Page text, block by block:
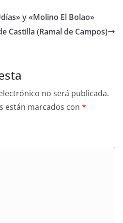
y «Molino El Bolao»
Castilla (Ramal de Campos)
no será publicada.
están marcados con *